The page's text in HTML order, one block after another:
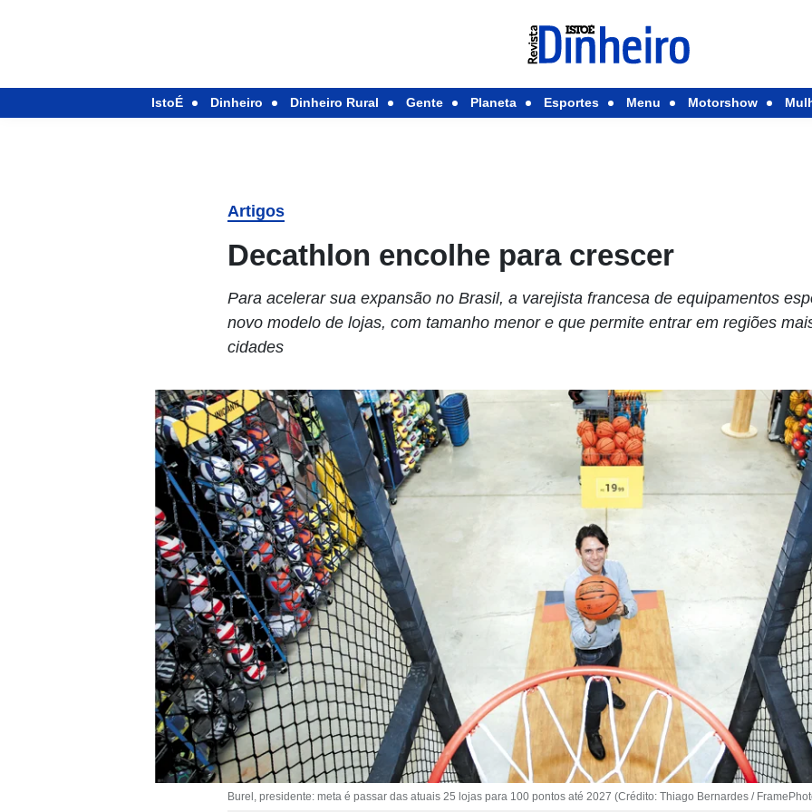
IstoÉ Dinheiro Dinheiro Rural Gente Planeta Esportes Menu Motorshow
Artigos
Decathlon encolhe para crescer
Para acelerar sua expansão no Brasil, a varejista francesa de equipamentos
novo modelo de lojas, com tamanho menor e que permite entrar em regiões
cidades
Burel, presidente: meta é passar das atuais 25 lojas para 100 pontos até 2027 (Crédito: Thiago Bernardes /